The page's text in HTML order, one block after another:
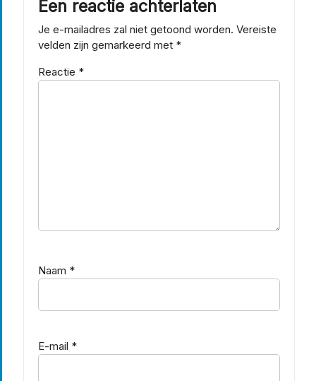
Een reactie achterlaten
Je e-mailadres zal niet getoond worden. Vereiste
velden zijn gemarkeerd met *
Reactie *
Naam *
E-mail *